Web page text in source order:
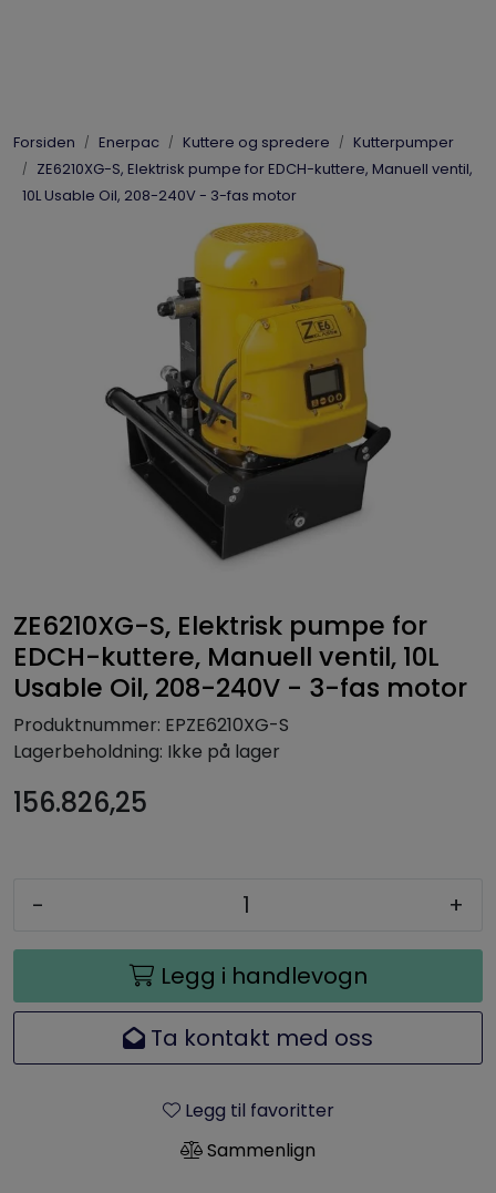
Forsiden Enerpac Kuttere og spredere
Kutterpumper
ZE6210XG-S, Elektrisk pumpe for EDCH-kuttere, Manuell ventil,
10L Usable Oil, 208-240V - 3-fas motor
ZE6210XG-S, Elektrisk pumpe for
EDCH-kuttere, Manuell ventil, 10L
Usable Oil, 208-240V - 3-fas motor
Produktnummer: EPZE6210XG-S
Lagerbeholdning: Ikke på lager
156.826,25
- +
Legg i handlevogn
Ta kontakt med oss
Legg til favoritter
Sammenlign
Enerpac
inkl. mva.